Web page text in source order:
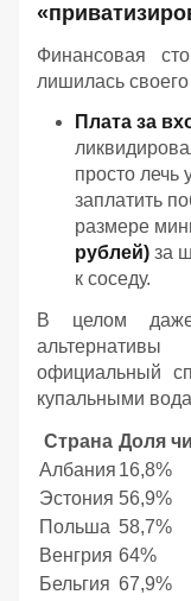
Финансовая
лишилась
Плата за
просто лечь
заплатить
размере
рублей) за
к соседу.
В целом
официальный
купальными
Страна Доля
Албания 16,8%
Эстония 56,9%
Польша 58,7%
Венгрия 64%
Бельгия 67,9%